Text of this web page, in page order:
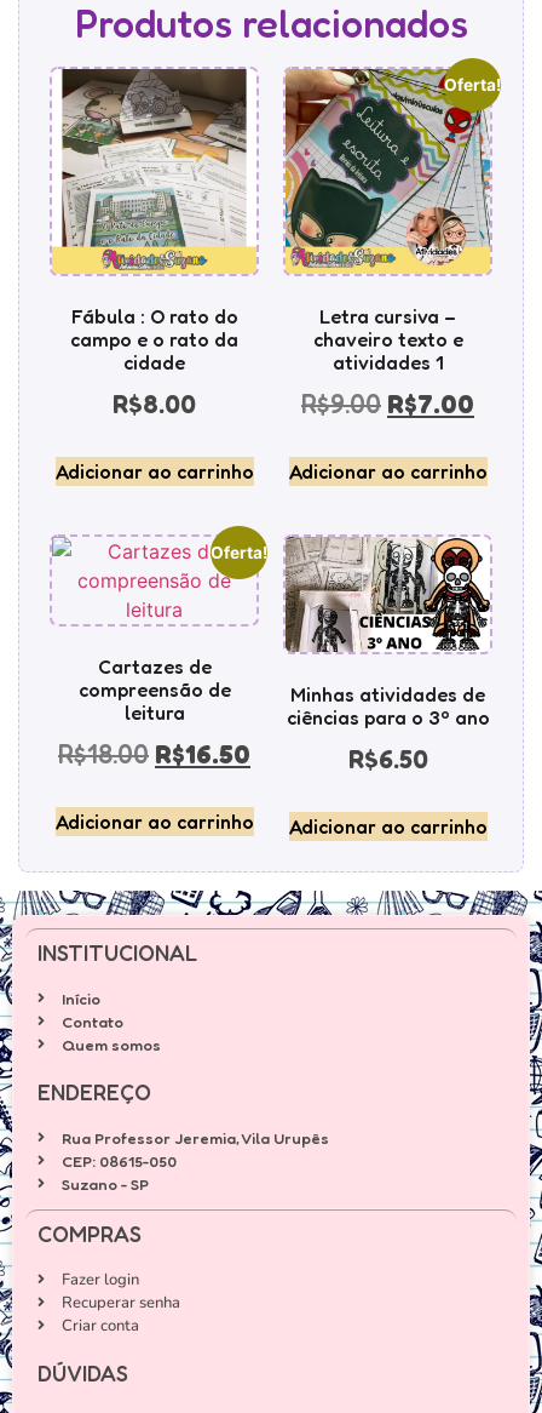
Produtos relacionados
Fábula : O rato do
campo e o rato da
cidade
R$8.00
Adicionar ao carrinho
Oferta!
Letra cursiva –
chaveiro texto e
atividades 1
R$9.00 R$7.00
Adicionar ao carrinho
Oferta!
Cartazes de
compreensão de
leitura
R$18.00 R$16.50
Adicionar ao carrinho
Minhas atividades de
ciências para o 3º ano
R$6.50
Adicionar ao carrinho
INSTITUCIONAL
Início
Contato
Quem somos
ENDEREÇO
Rua Professor Jeremia, Vila Urupês
CEP: 08615-050
Suzano - SP
COMPRAS
Fazer login
Recuperar senha
Criar conta
DÚVIDAS